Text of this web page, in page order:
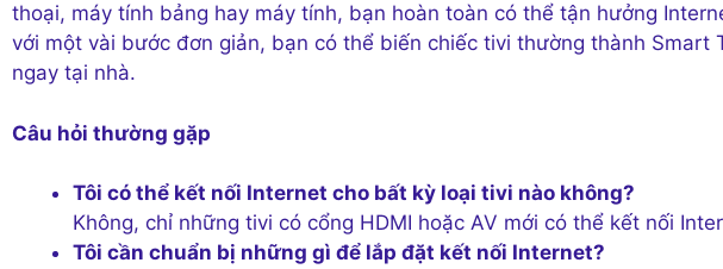
thoại, máy tính bảng hay máy tính, bạn hoàn toàn có thể tận hưởng
với một vài bước đơn giản, bạn có thể biến chiếc tivi thường thành Smart
ngay tại nhà.
Câu hỏi thường gặp
Tôi có thể kết nối Internet cho bất kỳ loại tivi nào không?
Không, chỉ những tivi có cổng HDMI hoặc AV mới có thể kết nối
Tôi cần chuẩn bị những gì để lắp đặt kết nối Internet?